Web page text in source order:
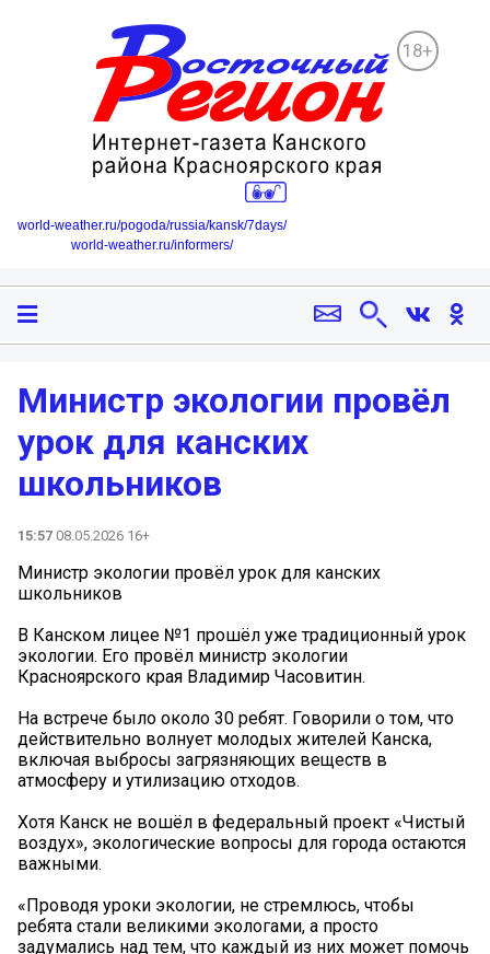
18+
world-weather.ru/pogoda/russia/kansk/7days/
world-weather.ru/informers/
Министр экологии провёл
урок для канских
школьников
15:57 08.05.2026 16+
Министр экологии провёл урок для канских
школьников
В Канском лицее №1 прошёл уже традиционный урок
экологии. Его провёл министр экологии
Красноярского края Владимир Часовитин.
На встрече было около 30 ребят. Говорили о том, что
действительно волнует молодых жителей Канска,
включая выбросы загрязняющих веществ в
атмосферу и утилизацию отходов.
Хотя Канск не вошёл в федеральный проект «Чистый
воздух», экологические вопросы для города остаются
важными.
«Проводя уроки экологии, не стремлюсь, чтобы
ребята стали великими экологами, а просто
задумались над тем, что каждый из них может помочь